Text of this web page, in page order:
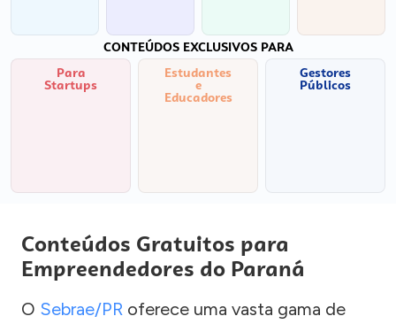
CONTEÚDOS EXCLUSIVOS PARA
Para
Startups
Estudantes
e
Educadores
Gestores
Públicos
Conteúdos Gratuitos para
Empreendedores do Paraná
O Sebrae/PR oferece uma vasta gama de